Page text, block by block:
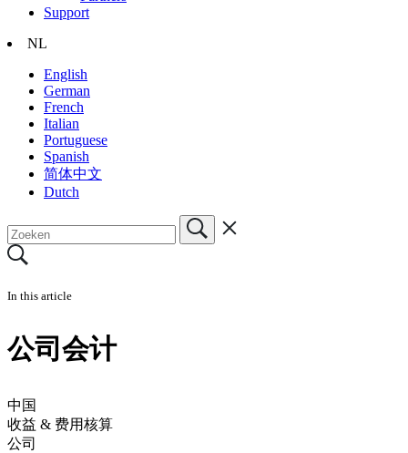
Support
NL
English
German
French
Italian
Portuguese
Spanish
简体中文
Dutch
In this article
公司会计
中国
收益 & 费用核算
公司